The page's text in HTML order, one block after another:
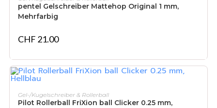
pentel Gelschreiber Mattehop Original 1 mm,
Mehrfarbig
CHF 21.00
IN DEN WARENKORB
Gel-/Kugelschreiber & Rollerball
Pilot Rollerball FriXion ball Clicker 0.25 mm,